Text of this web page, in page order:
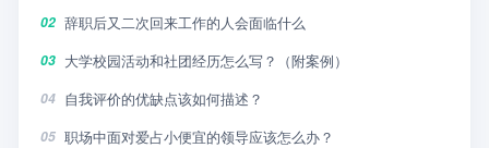
02 辞职后又二次回来工作的人会面临什么
03 大学校园活动和社团经历怎么写？（附案例）
04 自我评价的优缺点该如何描述？
05 职场中面对爱占小便宜的领导应该怎么办？